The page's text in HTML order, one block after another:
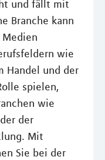
und fällt mit
Branche kann
wie
Handel und der
spielen,
wie
der
Mit
Sie bei der